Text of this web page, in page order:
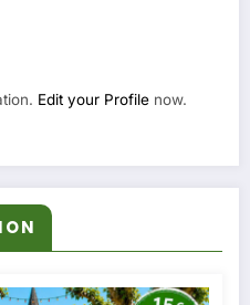
Edit your Profile now.